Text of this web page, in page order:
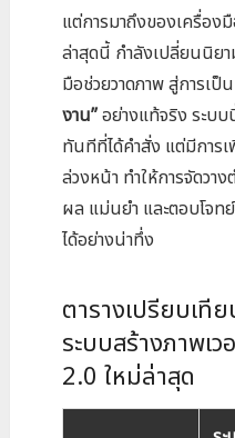
แต่การมาถึงของเครื่อง
ล่าสุดนี้ กำลังเปลี่ยนนิย
มือช่วยวาดภาพ สู่การเป็
งาน”อย่างแท้จริง ระบ
ทันทีที่ได้คำสั่ง แต่มีการเ
ล่วงหน้า ทำให้การจัดวา
ผล แม่นยำ และตอบโจ
ได้อย่างน่าทึ่ง
ตารางเปรียบเที
ระบบสร้างภาพเว
2.0 ใหม่ล่าสุด